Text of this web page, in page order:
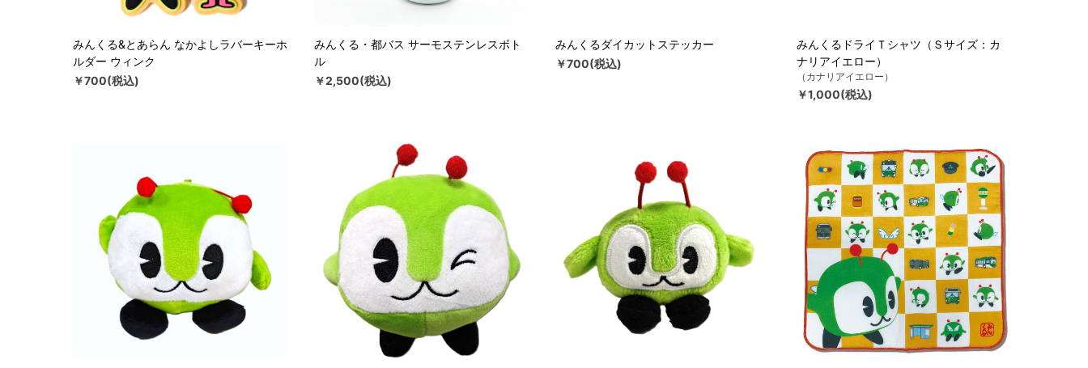
みんくる&とあらん なかよしラバーキーホ
ルダー ウィンク
￥700(税込)
みんくる・都バス サーモステンレスボト
ル
￥2,500(税込)
みんくるダイカットステッカー
￥700(税込)
みんくるドライＴシャツ（Ｓサイズ：カ
ナリアイエロー）
（カナリアイエロー）
￥1,000(税込)